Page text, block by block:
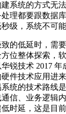
系统的方式无
理都要跟数据
级，系统不可能
的低延时，需
位整体探索，
锐技术 2017
件技术应用进
统的技术路线
信、业务逻辑
时延，这是目